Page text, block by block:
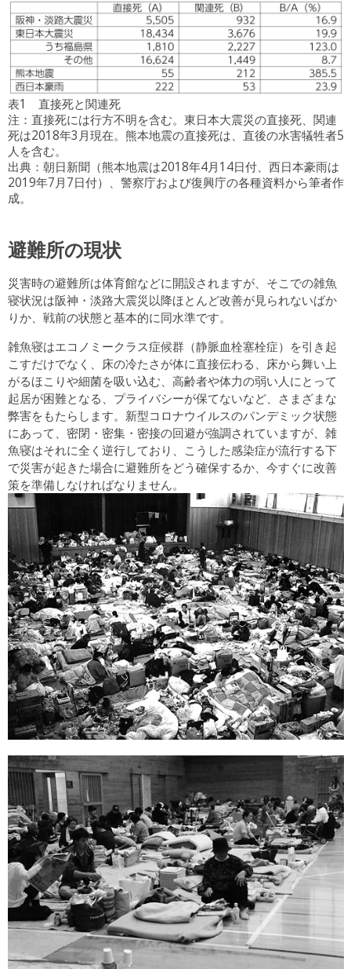
表1 直接死と関連死
注：直接死には行方不明を含む。東日本大震災の直接死、関連
死は2018年3月現在。熊本地震の直接死は、直後の水害犠牲者5
人を含む。
出典：朝日新聞（熊本地震は2018年4月14日付、西日本豪雨は
2019年7月7日付）、警察庁および復興庁の各種資料から筆者作
成。
避難所の現状
災害時の避難所は体育館などに開設されますが、そこでの雑魚
寝状況は阪神・淡路大震災以降ほとんど改善が見られないばか
りか、戦前の状態と基本的に同水準です。
雑魚寝はエコノミークラス症候群（静脈血栓塞栓症）を引き起
こすだけでなく、床の冷たさが体に直接伝わる、床から舞い上
がるほこりや細菌を吸い込む、高齢者や体力の弱い人にとって
起居が困難となる、プライバシーが保てないなど、さまざまな
弊害をもたらします。新型コロナウイルスのパンデミック状態
にあって、密閉・密集・密接の回避が強調されていますが、雑
魚寝はそれに全く逆行しており、こうした感染症が流行する下
で災害が起きた場合に避難所をどう確保するか、今すぐに改善
策を準備しなければなりません。